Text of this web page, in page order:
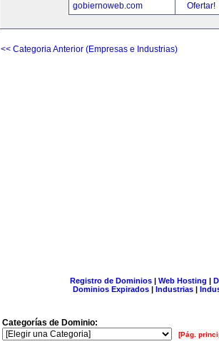
gobiernoweb.com
Ofertar!
<< Categoria Anterior (Empresas e Industrias)
Registro de Dominios| Web Hosting |
Dominios Expirados | Industrias |
Categorías de Dominio:
[Pág.